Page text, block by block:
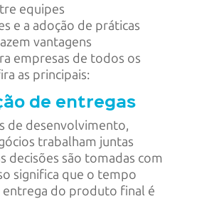
equipes
e a adoção de práticas
vantagens
empresas de todos os
as principais:
de entregas
de desenvolvimento,
trabalham juntas
decisões são tomadas com
significa que o tempo
entrega do produto final é